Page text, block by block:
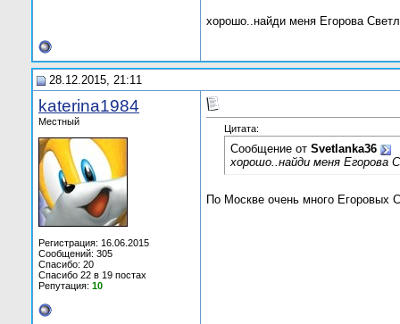
хорошо..найди меня Егорова
28.12.2015, 21:11
katerina1984
Местный
Регистрация: 16.06.2015
Сообщений: 305
Спасибо: 20
Спасибо 22 в 19 постах
Репутация: 10
Цитата:
Сообщение от Svetlanka36
хорошо..найди меня Егорова
По Москве очень много Егоровых